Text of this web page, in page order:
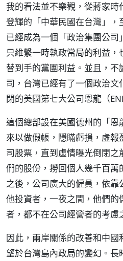
我的看法並不樂觀，從蔣家時
登輝的「中華民國在台灣」，
已經成為一個「政治集團公
只維繫一時執政當局的利益
替到手的黨團利益。並且，
司，台灣已經有了一個政治
閉的美國第七大公司恩龍（
這個總部設在美國德州的「
來以做假帳，隱瞞虧損，虛
司股票，直到虛情曝光倒閉
們的股份，撈回個人幾千百萬
之後，公司廣大的僱員，依
他投資者，一夜之間，他們的
者，都不在公司經營者的考慮
因此，兩岸關係的改善和中
望於台灣島內政局的變幻。